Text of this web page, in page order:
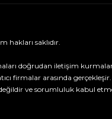
saklıdır.
doğrudan iletişim
firmalar arasında gerçekleşir.
ve sorumluluk kabul